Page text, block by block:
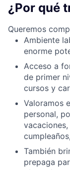
¿Por qué
Queremos
Ambiente
enorme
Acceso a
de primer
cursos y
Valoramos
personal,
También
prepaga